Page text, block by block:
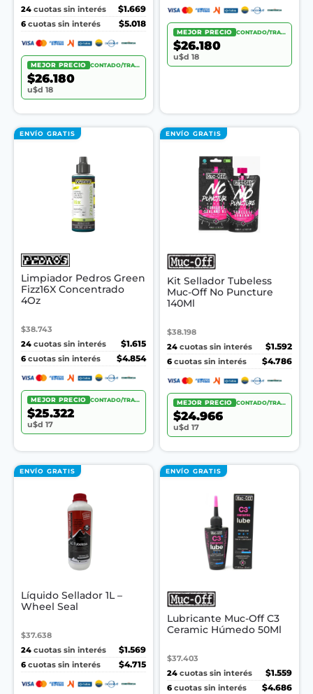
24 cuotas sin interés
$1.669
6 cuotas sin interés $5.018
MEJOR PRECIO CONTADO/TRANSF.
$26.180
u$d 18
MEJOR PRECIO CONTADO/TRANSF.
$26.180
u$d 18
ENVÍO GRATIS
Limpiador Pedros Green
Fizz16X Concentrado
4Oz
$38.743
24 cuotas sin interés
$1.615
6 cuotas sin interés $4.854
MEJOR PRECIO CONTADO/TRANSF.
$25.322
u$d 17
ENVÍO GRATIS
Kit Sellador Tubeless
Muc-Off No Puncture
140Ml
$38.198
24 cuotas sin interés
$1.592
6 cuotas sin interés $4.786
MEJOR PRECIO CONTADO/TRANSF.
$24.966
u$d 17
ENVÍO GRATIS
Líquido Sellador 1L –
Wheel Seal
$37.638
24 cuotas sin interés
$1.569
6 cuotas sin interés $4.715
ENVÍO GRATIS
Lubricante Muc-Off C3
Ceramic Húmedo 50Ml
$37.403
24 cuotas sin interés
$1.559
6 cuotas sin interés $4.686